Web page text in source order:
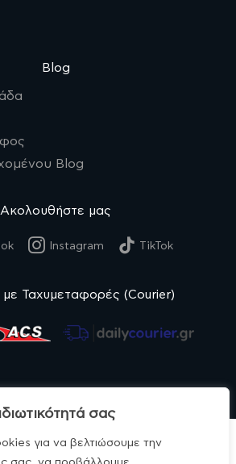
σας
για να βελτιώσουμε την
Blog
Blog
Ακολουθήστε μας
Instagram TikTok
Ταχυμεταφορές (Courier)